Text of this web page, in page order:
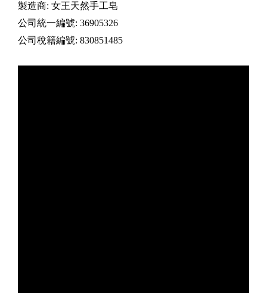
製造商: 女王天然手工皂
公司統一編號: 36905326
公司稅籍編號: 830851485